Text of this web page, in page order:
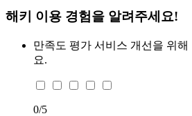
해키 이용 경험을 알려주세요!
만족도 평가 서비스 개선을 위해
요.
0/5